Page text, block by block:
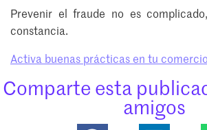
Prevenir el fraude no es
constancia.
Activa buenas prácticas en tu comercio
Comparte esta
amigos